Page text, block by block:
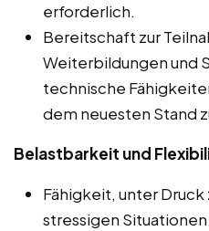
erforderlich.
Bereitschaft zur
Weiterbildungen und
technische
dem neuesten Stand
Belastbarkeit und
Fähigkeit, unter Druck
stressigen